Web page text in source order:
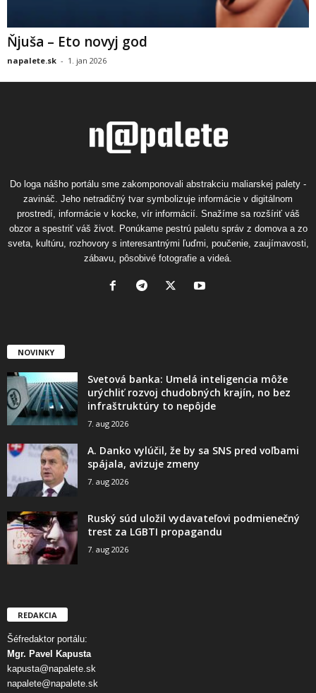
Ňjuša – Eto novyj god
napalete.sk - 1. jan 2026
Do loga nášho portálu sme zakomponovali abstrakciu maliarskej palety -
zavináč. Jeho netradičný tvar symbolizuje informácie v digitálnom
prostredí, informácie v kocke, vír informácií. Snažíme sa rozšíriť váš
obzor a spestriť váš život. Ponúkame pestrú paletu správ z domova a zo
sveta, kultúru, rozhovory s interesantnými ľuďmi, poučenie, zaujímavosti,
zábavu, pôsobivé fotografie a videá.
NOVINKY
Svetová banka: Umelá inteligencia môže
urýchliť rozvoj chudobných krajín, no bez
infraštruktúry to nepôjde
7. aug 2026
A. Danko vylúčil, že by sa SNS pred voľbami
spájala, avizuje zmeny
7. aug 2026
Ruský súd uložil vydavateľovi podmienečný
trest za LGBTI propagandu
7. aug 2026
REDAKCIA
Šéfredaktor portálu:
Mgr. Pavel Kapusta
kapusta@napalete.sk
napalete@napalete.sk